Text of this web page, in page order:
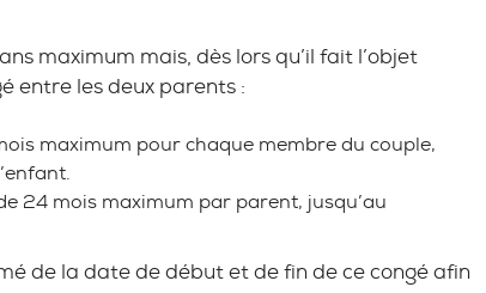
maximum mais, dès lors qu’il fait l’objet
entre les deux parents :
maximum pour chaque membre du couple,
24 mois maximum par parent, jusqu’au
de la date de début et de fin de ce congé afin